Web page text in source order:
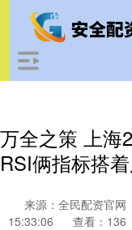
万全之策 上海
RSI俩指标搭
来源：全民配资官网
15:33:06
查看：136